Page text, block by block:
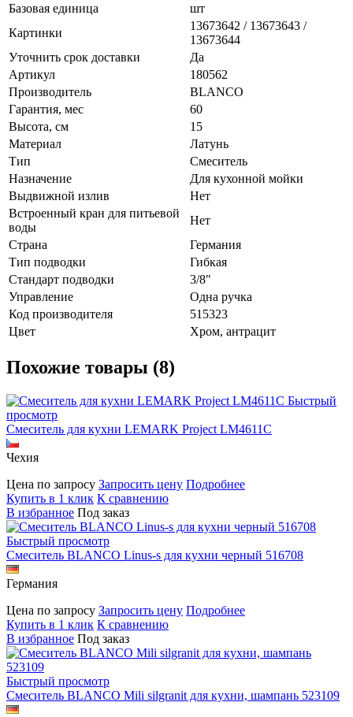
Базовая единица
шт
Картинки
13673642 / 13673643 /
13673644
Уточнить срок доставки
Да
Артикул
180562
Производитель
BLANCO
Гарантия, мес
60
Высота, см
15
Материал
Латунь
Тип
Смеситель
Назначение
Для кухонной мойки
Выдвижной излив
Нет
Встроенный кран для питьевой
воды
Нет
Страна
Германия
Тип подводки
Гибкая
Стандарт подводки
3/8"
Управление
Одна ручка
Код производителя
515323
Цвет
Хром, антрацит
Похожие товары (8)
Быстрый
просмотр
Смеситель для кухни LEMARK Project LM4611C
Чехия
Цена по запросу Запросить цену Подробнее
Купить в 1 клик К сравнению
В избранное Под заказ
Быстрый просмотр
Смеситель BLANCO Linus-s для кухни черный 516708
Германия
Цена по запросу Запросить цену Подробнее
Купить в 1 клик К сравнению
В избранное Под заказ
Быстрый просмотр
Смеситель BLANCO Mili silgranit для кухни, шампань 523109